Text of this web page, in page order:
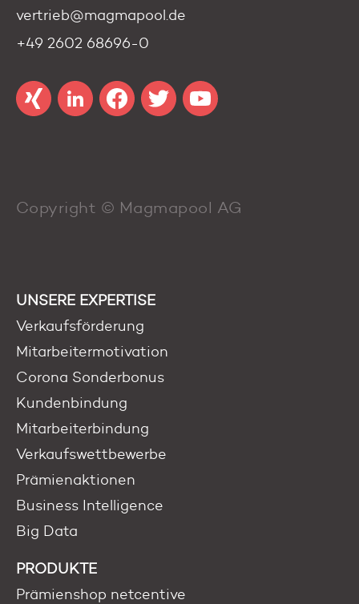
vertrieb@magmapool.de
+49 2602 68696-0
Copyright © Magmapool AG
UNSERE EXPERTISE
Verkaufsförderung
Mitarbeitermotivation
Corona Sonderbonus
Kundenbindung
Mitarbeiterbindung
Verkaufswettbewerbe
Prämienaktionen
Business Intelligence
Big Data
PRODUKTE
Prämienshop netcentive